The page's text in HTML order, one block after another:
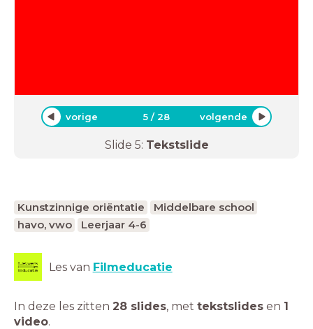
vorige 5 /28 volgende
Slide 5: Tekstslide
Kunstzinnige oriëntatie
Middelbare school
havo, vwo
Leerjaar 4-6
Les van Filmeducatie
In deze les zitten 28 slides, met tekstslides en 1
video.